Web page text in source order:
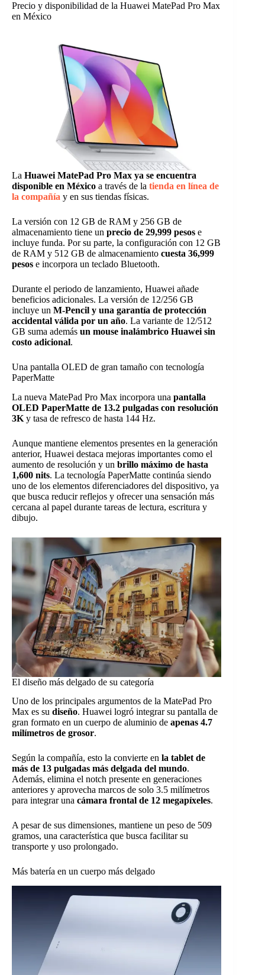
Precio y disponibilidad de la Huawei MatePad Pro Max
en México
La Huawei MatePad Pro Max ya se encuentra
disponible en México a través de la tienda en línea de
la compañía y en sus tiendas físicas.
La versión con 12 GB de RAM y 256 GB de
almacenamiento tiene un precio de 29,999 pesos e
incluye funda. Por su parte, la configuración con 12 GB
de RAM y 512 GB de almacenamiento cuesta 36,999
pesos e incorpora un teclado Bluetooth.
Durante el periodo de lanzamiento, Huawei añade
beneficios adicionales. La versión de 12/256 GB
incluye un M-Pencil y una garantía de protección
accidental válida por un año. La variante de 12/512
GB suma además un mouse inalámbrico Huawei sin
costo adicional.
Una pantalla OLED de gran tamaño con tecnología
PaperMatte
La nueva MatePad Pro Max incorpora una pantalla
OLED PaperMatte de 13.2 pulgadas con resolución
3K y tasa de refresco de hasta 144 Hz.
Aunque mantiene elementos presentes en la generación
anterior, Huawei destaca mejoras importantes como el
aumento de resolución y un brillo máximo de hasta
1,600 nits. La tecnología PaperMatte continúa siendo
uno de los elementos diferenciadores del dispositivo, ya
que busca reducir reflejos y ofrecer una sensación más
cercana al papel durante tareas de lectura, escritura y
dibujo.
El diseño más delgado de su categoría
Uno de los principales argumentos de la MatePad Pro
Max es su diseño. Huawei logró integrar su pantalla de
gran formato en un cuerpo de aluminio de apenas 4.7
milímetros de grosor.
Según la compañía, esto la convierte en la tablet de
más de 13 pulgadas más delgada del mundo.
Además, elimina el notch presente en generaciones
anteriores y aprovecha marcos de solo 3.5 milímetros
para integrar una cámara frontal de 12 megapíxeles.
A pesar de sus dimensiones, mantiene un peso de 509
gramos, una característica que busca facilitar su
transporte y uso prolongado.
Más batería en un cuerpo más delgado